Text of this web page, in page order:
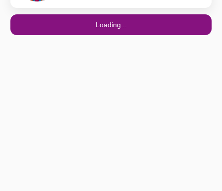
Loading...